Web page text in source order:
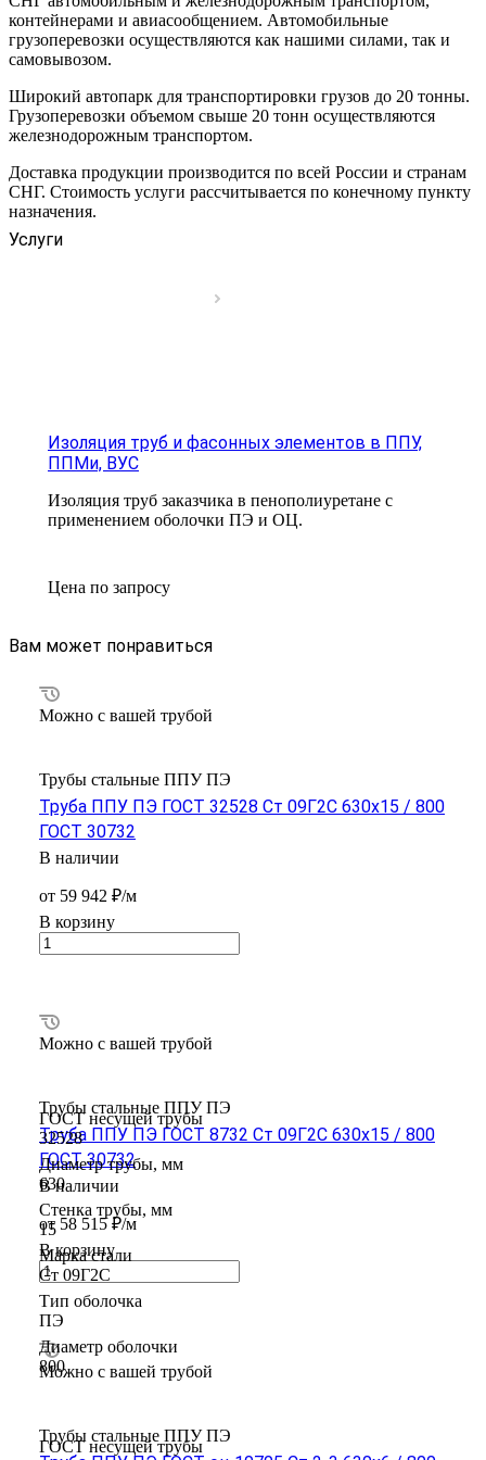
контейнерами и авиасообщением. Автомобильные
грузоперевозки осуществляются как нашими силами, так и
самовывозом.
Широкий автопарк для транспортировки грузов до 20 тонны.
Грузоперевозки объемом свыше 20 тонн осуществляются
железнодорожным транспортом.
Доставка продукции производится по всей России и странам
СНГ. Стоимость услуги рассчитывается по конечному пункту
назначения.
Услуги
Изоляция труб и фасонных элементов в ППУ,
ППМи, ВУС
Изоляция труб заказчика в пенополиуретане с
применением оболочки ПЭ и ОЦ.
Цена по запросу
Вам может понравиться
ГОСТ несущей трубы
32528
Диаметр трубы, мм
630
Стенка трубы, мм
15
Марка стали
Ст 09Г2С
Тип оболочка
ПЭ
Диаметр оболочки
800
Можно с вашей трубой
Трубы стальные ППУ ПЭ
Труба ППУ ПЭ ГОСТ 32528 Ст 09Г2С 630x15 / 800
ГОСТ 30732
В наличии
от 59 942 ₽/м
В корзину
ГОСТ несущей трубы
Можно с вашей трубой
Трубы стальные ППУ ПЭ
Труба ППУ ПЭ ГОСТ 8732 Ст 09Г2С 630x15 / 800
ГОСТ 30732
В наличии
от 58 515 ₽/м
В корзину
Можно с вашей трубой
Трубы стальные ППУ ПЭ